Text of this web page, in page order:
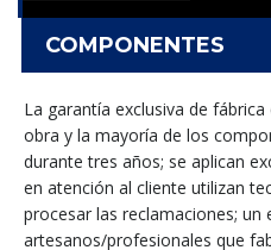
COMPONENTES
La garantía exclusiva de
obra y la mayoría de los
durante tres años; se aplican
en atención al cliente utilizan
procesar las reclamaciones; un
artesanos/profesionales que